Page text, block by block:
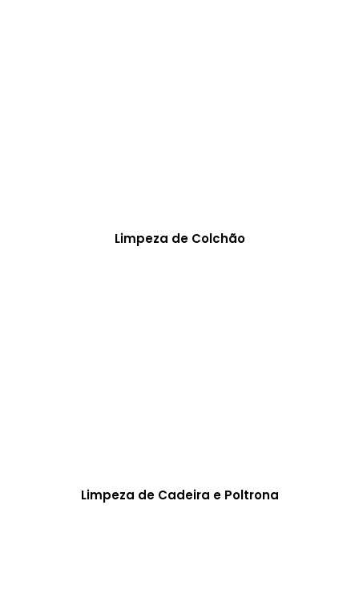
Limpeza de Colchão
Limpeza de Cadeira e Poltrona